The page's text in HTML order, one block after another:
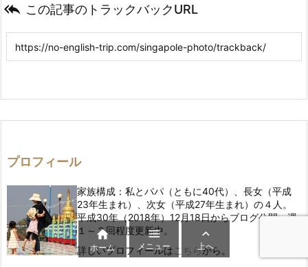
 この記事のトラックバックURL
プロフィール
家族構成：私とパパ（ともに40代）、長女（平成
23年生まれ）、次女（平成27年生まれ）の４人。
平成30年（2018年）12月18日からブログ公開、週
１～２回程度更新中。
詳しいプロフィールは こちらから。

ホーム

メニュー

上へ